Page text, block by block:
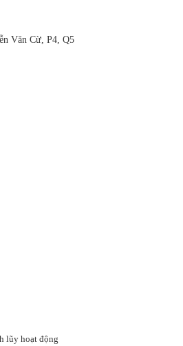
Văn Cừ, P4, Q5
lũy hoạt động